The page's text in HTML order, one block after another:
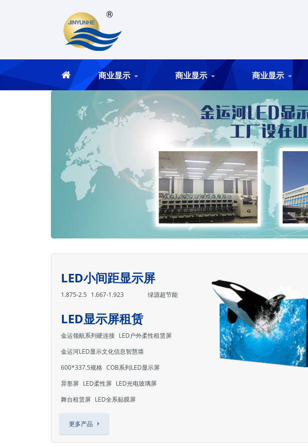
商业显示 商业显示 商业显示
LED小间距显示屏
1.875-2.5 1.667-1.923 绿源超节能
LED显示屏租赁
金运领航系列硬连接 LED户外柔性租赁屏
金运河LED显示文化信息智慧墙
600*337.5规格 COB系列LED显示屏
异形屏 LED柔性屏 LED光电玻璃屏
舞台租赁屏 LED全系贴膜屏
更多产品